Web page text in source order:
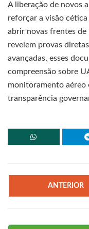
A liberação de novos
reforçar a visão
abrir novas frentes de
revelem provas
avançadas, esses
compreensão sobre
monitoramento aéreo
transparência
ANTERIOR